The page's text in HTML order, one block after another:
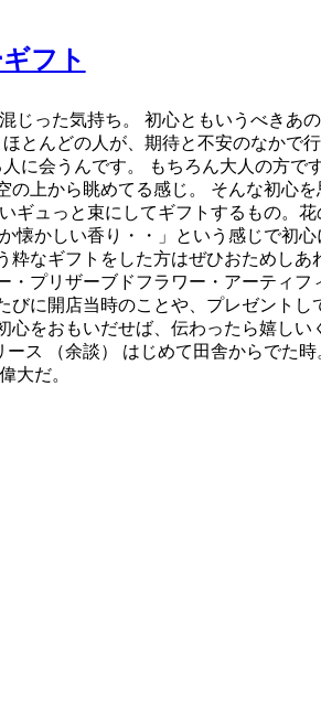
フト
じった気持ち。 初心ともいうべきあ
とんどの人が、期待と不安のなかで
に会うんです。 もちろん大人の方
上から眺めてる感じ。 そんな初心
ュっと束にしてギフトするもの。
かしい香り・・」という感じで初
なギフトをした方はぜひおためし
プリザーブドフラワー・アーティ
に開店当時のことや、プレゼント
をおもいだせば、伝わったら嬉し
ス （余談） はじめて田舎からでた
大だ。